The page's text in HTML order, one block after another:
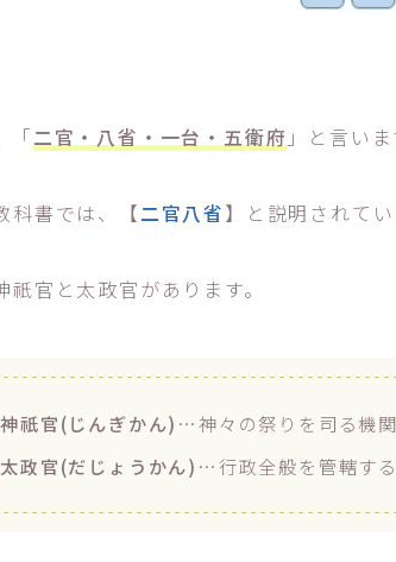
「二官・八省・一台・五衛府 」と言いま
科書では、【二官八省】と説明されて
祇官と太政官があります。
神祇官(じんぎかん) …神々の祭りを司る機関
太政官(だじょうかん) …行政全般を管轄す